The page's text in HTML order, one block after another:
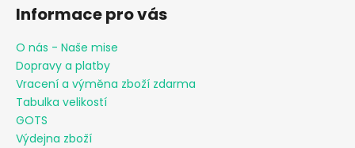
Informace pro vás
O nás - Naše mise
Dopravy a platby
Vracení a výměna zboží zdarma
Tabulka velikostí
GOTS
Výdejna zboží